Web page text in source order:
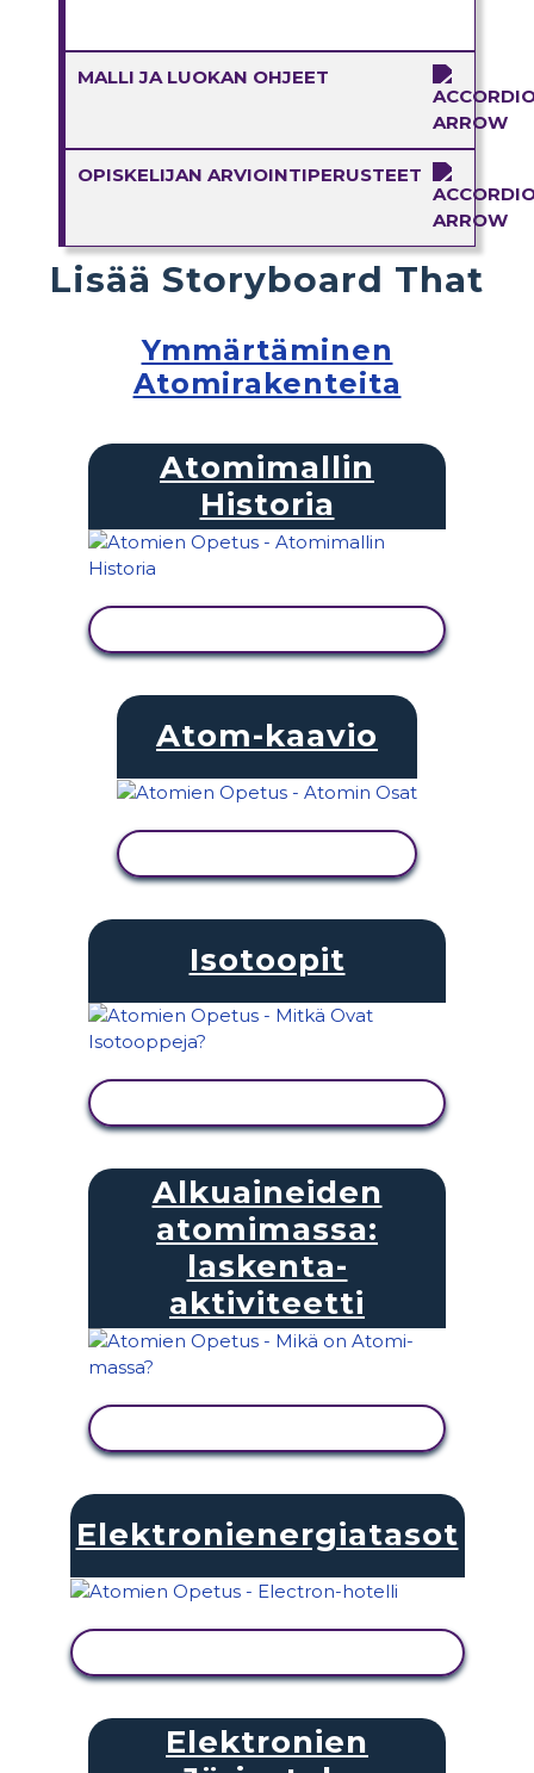
MALLI JA LUOKAN OHJEET
OPISKELIJAN ARVIOINTIPERUSTEET
Lisää Storyboard That
Ymmärtäminen
Atomirakenteita
Atomimallin
Historia
Atom-kaavio
Isotoopit
Alkuaineiden
atomimassa:
laskenta-
aktiviteetti
Elektronienergiatasot
Elektronien